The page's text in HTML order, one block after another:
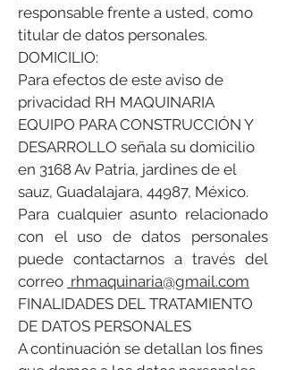
responsable frente a usted, como
titular de datos personales.
DOMICILIO:
Para efectos de este aviso de
privacidad RH MAQUINARIA
EQUIPO PARA CONSTRUCCIÓN Y
DESARROLLO señala su domicilio
en 3168 Av Patria, jardines de el
sauz, Guadalajara, 44987, México.
Para cualquier asunto relacionado
con el uso de datos personales
puede contactarnos a través del
correo rhmaquinaria@gmail.com
FINALIDADES DEL TRATAMIENTO
DE DATOS PERSONALES
A continuación se detallan los fines